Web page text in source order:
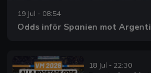
19 Jul - 08:54
Odds inför Spanien mot
18 Jul - 22:30